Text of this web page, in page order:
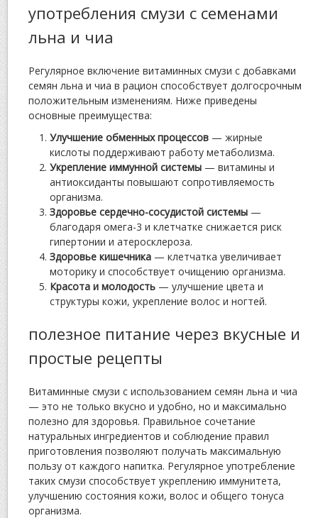
употребления смузи с семенами
льна и чиа
Регулярное включение витаминных смузи с добавками
семян льна и чиа в рацион способствует долгосрочным
положительным изменениям. Ниже приведены
основные преимущества:
Улучшение обменных процессов — жирные
кислоты поддерживают работу метаболизма.
Укрепление иммунной системы — витамины и
антиоксиданты повышают сопротивляемость
организма.
Здоровье сердечно-сосудистой системы —
благодаря омега-3 и клетчатке снижается риск
гипертонии и атеросклероза.
Здоровье кишечника — клетчатка увеличивает
моторику и способствует очищению организма.
Красота и молодость — улучшение цвета и
структуры кожи, укрепление волос и ногтей.
полезное питание через вкусные и
простые рецепты
Витаминные смузи с использованием семян льна и чиа
— это не только вкусно и удобно, но и максимально
полезно для здоровья. Правильное сочетание
натуральных ингредиентов и соблюдение правил
приготовления позволяют получать максимальную
пользу от каждого напитка. Регулярное употребление
таких смузи способствует укреплению иммунитета,
улучшению состояния кожи, волос и общего тонуса
организма.